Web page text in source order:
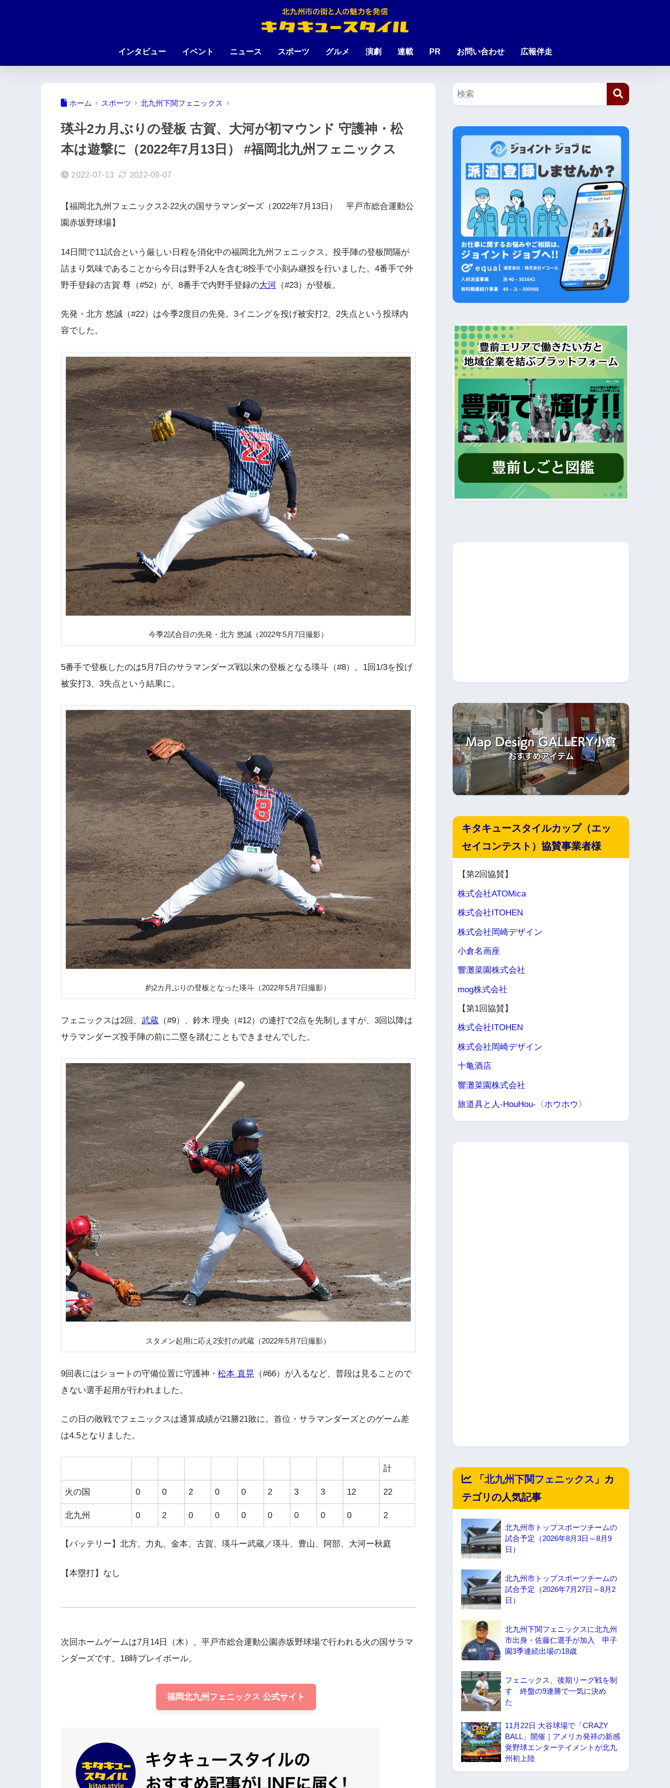
インタビュー イベント ニュース スポーツ グルメ 演劇 連載 PR お問い合わせ 広報伴走
ホーム スポーツ 北九州下関フェニックス
瑛斗2カ月ぶりの登板 古賀、大河が初マウンド 守護神・松
本は遊撃に（2022年7月13日） #福岡北九州フェニックス
2022-07-13 2022-09-07
【福岡北九州フェニックス2-22火の国サラマンダーズ（2022年7月13日） 平戸市総合運動公
園赤坂野球場】
14日間で11試合という厳しい日程を消化中の福岡北九州フェニックス。投手陣の登板間隔が
詰まり気味であることから今日は野手2人を含む8投手で小刻み継投を行いました。4番手で外
野手登録の古賀 尊（#52）が、8番手で内野手登録の大河 （#23）が登板。
先発・北方 悠誠（#22）は今季2度目の先発。3イニングを投げ被安打2、2失点という投球内
容でした。
今季2試合目の先発・北方 悠誠（2022年5月7日撮影）
5番手で登板したのは5月7日のサラマンダーズ戦以来の登板となる瑛斗（#8）。1回1/3を投げ
被安打3、3失点という結果に。
約2カ月ぶりの登板となった瑛斗（2022年5月7日撮影）
フェニックスは2回、 武蔵 （#9）、鈴木 理央（#12）の連打で2点を先制しますが、3回以降は
サラマンダーズ投手陣の前に二塁を踏むこともできませんでした。
スタメン起用に応え2安打の武蔵（2022年5月7日撮影）
9回表にはショートの守備位置に守護神・ 松本 直晃 （#66）が入るなど、普段は見ることので
きない選手起用が行われました。
この日の敗戦でフェニックスは通算成績が21勝21敗に。首位・サラマンダーズとのゲーム差
は4.5となりました。
計
火の国 0 0 2 0 0 2 3 3 12 22
北九州 0 2 0 0 0 0 0 0 0 2
【バッテリー】北方、力丸、金本、古賀、瑛斗ー武蔵／瑛斗、豊山、阿部、大河ー秋庭
【本塁打】なし
次回ホームゲームは7月14日（木）、平戸市総合運動公園赤坂野球場で行われる火の国サラマ
ンダーズです。18時プレイボール。
福岡北九州フェニックス 公式サイト
キタキュースタイルカップ（エッ
セイコンテスト）協賛事業者様
【第2回協賛】
株式会社ATOMica
株式会社ITOHEN
株式会社岡崎デザイン
小倉名画座
響灘菜園株式会社
mog株式会社
【第1回協賛】
株式会社ITOHEN
株式会社岡崎デザイン
十亀酒店
響灘菜園株式会社
旅道具と人-HouHou-〈ホウホウ〉
「 北九州下関フェニックス 」カ
テゴリの人気記事
北九州市トップスポーツチームの
試合予定（2026年8月3日～8月9
日）
北九州市トップスポーツチームの
試合予定（2026年7月27日～8月2
日）
北九州下関フェニックスに北九州
市出身・佐藤仁選手が加入 甲子
園3季連続出場の18歳
フェニックス、後期リーグ戦を制
す 終盤の9連勝で一気に決め
た
11月22日 大谷球場で「CRAZY
BALL」開催｜アメリカ発祥の新感
覚野球エンターテイメントが北九
州初上陸